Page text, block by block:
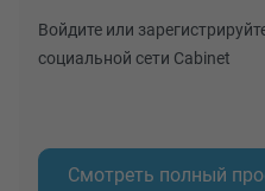
Войдите или
социальной сети Cabinet
Смотреть полный